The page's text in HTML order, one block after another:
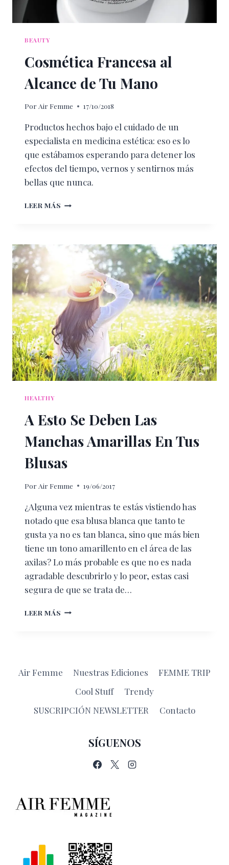
BEAUTY
Cosmética Francesa al
Alcance de Tu Mano
Por Air Femme 17/10/2018
Productos hechos bajo el cuidado de un
especialista en medicina estética: eso es lo
que estábamos esperando para detener los
efectos del tiempo, vernos y sentirnos más
bellas que nunca.
LEER MÁS COSMÉTICA
DE
HEALTHY
A Esto Se Deben Las
Manchas Amarillas En Tus
Blusas
Por Air Femme 19/06/2017
¿Alguna vez mientras te estás vistiendo has
notado que esa blusa blanca que tanto te
gusta ya no es tan blanca, sino que más bien
tiene un tono amarillento en el área de las
axilas? Lo más probable es que no es nada
agradable descubrirlo y lo peor, estas casi
segura de que se trata de…
LEER MÁS A
AMARILLAS
TUS
BLUSAS
Air Femme Nuestras Ediciones
FEMME TRIP
Cool Stuff
Trendy
SUSCRIPCIÓN NEWSLETTER
Contacto
SÍGUENOS